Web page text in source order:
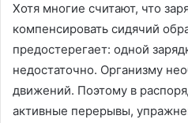
Хотя многие считают, что
компенсировать сидячий
предостерегает: одной
недостаточно. Организму
движений. Поэтому в
активные перерывы,